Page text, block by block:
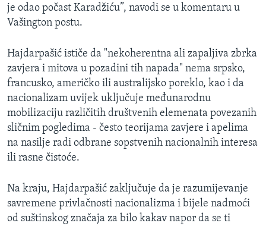
je odao počast Karadžiću”, navodi se u komentaru u
Vašington postu.
Hajdarpašić ističe da "nekoherentna ali zapaljiva zbrka
zavjera i mitova u pozadini tih napada" nema srpsko,
francusko, američko ili australijsko poreklo, kao i da
nacionalizam uvijek uključuje međunarodnu
mobilizaciju različitih društvenih elemenata povezanih
sličnim pogledima - često teorijama zavjere i apelima
na nasilje radi odbrane sopstvenih nacionalnih interesa
ili rasne čistoće.
Na kraju, Hajdarpašić zaključuje da je razumijevanje
savremene privlačnosti nacionalizma i bijele nadmoći
od suštinskog značaja za bilo kakav napor da se ti